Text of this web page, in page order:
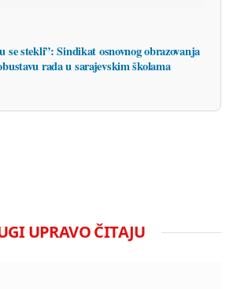
se stekli”: Sindikat osnovnog obrazovanja
rada u sarajevskim školama
UPRAVO ČITAJU